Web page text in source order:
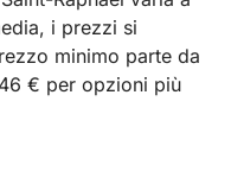
i prezzi si
minimo parte da
€ per opzioni più